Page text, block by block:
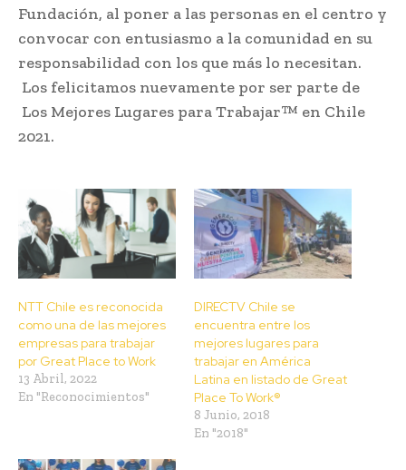
Fundación, al poner a las personas en el centro y
convocar con entusiasmo a la comunidad en su
responsabilidad con los que más lo necesitan.
Los felicitamos nuevamente por ser parte de
Los Mejores Lugares para Trabajar™ en Chile
2021.
NTT Chile es reconocida
como una de las mejores
empresas para trabajar
por Great Place to Work
13 Abril, 2022
En "Reconocimientos"
DIRECTV Chile se
encuentra entre los
mejores lugares para
trabajar en América
Latina en listado de Great
Place To Work®
8 Junio, 2018
En "2018"